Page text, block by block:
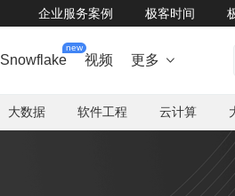
企业服务案例 极客时间
Snowflake
new
视频 更多 
大数据 软件工程 云计算